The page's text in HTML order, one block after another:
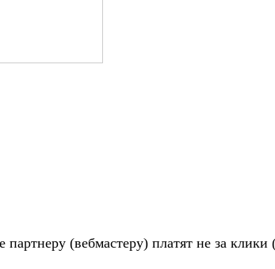
(вебмастеру) платят не за